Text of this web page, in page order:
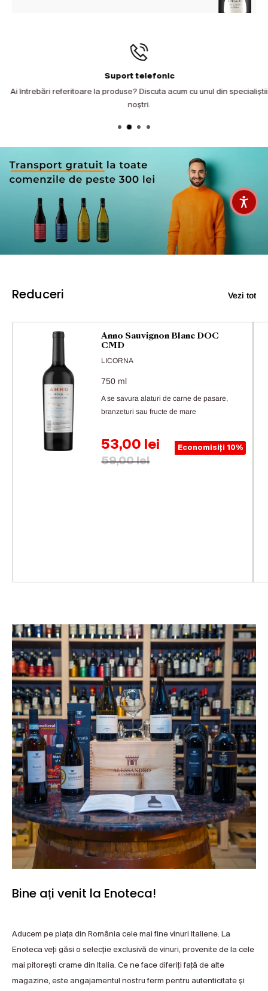
Suport telefonic
Ai întrebări referitoare la produse? Discuta acum cu unul din specialiștii
noștri.
Reduceri Vezi tot
Anno Sauvignon Blanc DOC
CMD
LICORNA
750 ml
A se savura alaturi de carne de pasare,
branzeturi sau fructe de mare
Preț de vânzare
53,00 lei
Preț obișnuit
59,00 lei
Economisiți 10%
Bine ați venit la Enoteca!
Aducem pe piața din România cele mai fine vinuri Italiene. La
Enoteca veți găsi o selecție exclusivă de vinuri, provenite de la cele
mai pitorești crame din Italia. Ce ne face diferiți față de alte
magazine, este angajamentul nostru ferm pentru autenticitate și